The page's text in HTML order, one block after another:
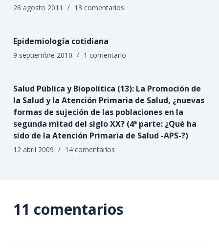
28 agosto 2011 13 comentarios
Epidemiología cotidiana
9 septiembre 2010 1 comentario
Salud Pública y Biopolítica (13): La Promoción de
la Salud y la Atención Primaria de Salud, ¿nuevas
formas de sujeción de las poblaciones en la
segunda mitad del siglo XX? (4ª parte: ¿Qué ha
sido de la Atención Primaria de Salud -APS-?)
12 abril 2009 14 comentarios
11 comentarios